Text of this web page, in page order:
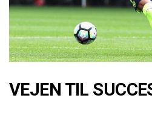
VEJEN TIL